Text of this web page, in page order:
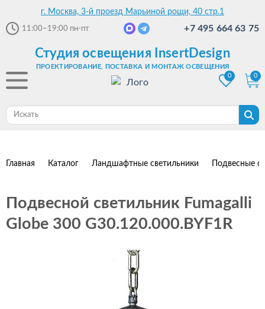
г. Москва, 3-й проезд Марьиной рощи, 40 стр.1
11:00–19:00 пн-пт +7 495 664 63 75
Студия освещения InsertDesign
ПРОЕКТИРОВАНИЕ, ПОСТАВКА И МОНТАЖ ОСВЕЩЕНИЯ
0
0
Главная Каталог Ландшафтные светильники Подвесные
Подвесной светильник Fumagalli
Globe 300 G30.120.000.BYF1R